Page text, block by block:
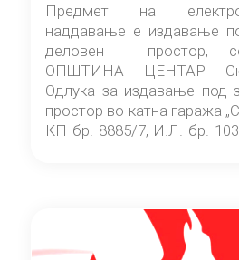
Предмет на
наддавање е издавање
деловен простор,
ОПШТИНА ЦЕНТАР
Одлука за издавање под
простор во катна гаража
КП бр. 8885/7, И.Л. бр.
Скопје” број 9/2026), за
(три) години од денот на
Договорот за закуп со